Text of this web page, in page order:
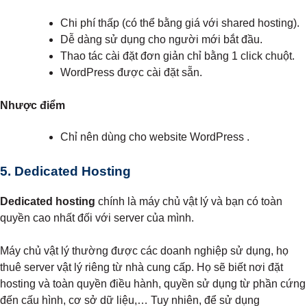
Chi phí thấp (có thể bằng giá với shared hosting).
Dễ dàng sử dụng cho người mới bắt đầu.
Thao tác cài đặt đơn giản chỉ bằng 1 click chuột.
WordPress được cài đặt sẵn.
Nhược điểm
Chỉ nên dùng cho website WordPress .
5. Dedicated Hosting
Dedicated hosting chính là máy chủ vật lý và bạn có toàn
quyền cao nhất đối với server của mình.
Máy chủ vật lý thường được các doanh nghiệp sử dụng, họ
thuê server vật lý riêng từ nhà cung cấp. Họ sẽ biết nơi đặt
hosting và toàn quyền điều hành, quyền sử dụng từ phần cứng
đến cấu hình, cơ sở dữ liệu,… Tuy nhiên, để sử dụng